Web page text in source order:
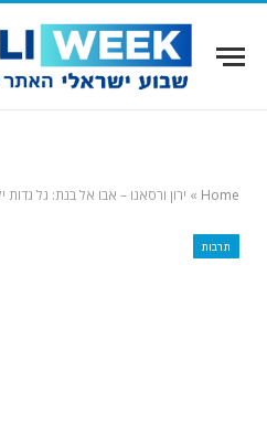
Home
» ירון ורסאנו – אבו אל בנת: גל גדות
תרבות